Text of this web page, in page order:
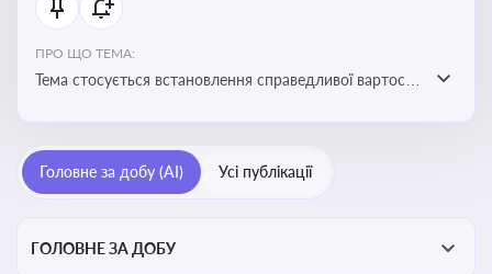
ПРО ЩО ТЕМА:
Тема стосується встановлення справедливої вартості
Головне за добу (AI) Усі публікації
ГОЛОВНЕ ЗА ДОБУ